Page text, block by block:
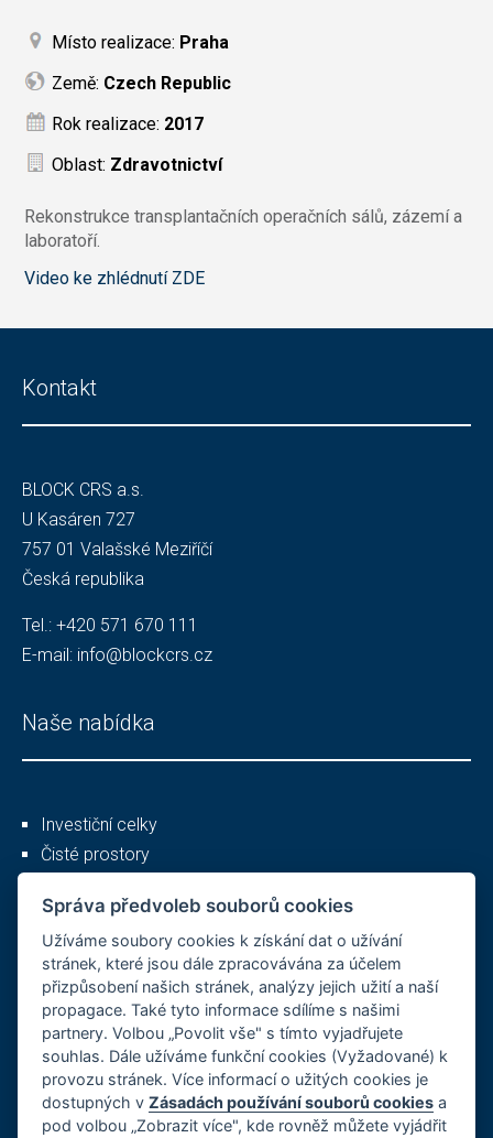
Místo realizace: Praha
Země: Czech Republic
Rok realizace: 2017
Oblast: Zdravotnictví
Rekonstrukce transplantačních operačních sálů, zázemí a
laboratoří.
Video ke zhlédnutí ZDE
Kontakt
BLOCK CRS a.s.
U Kasáren 727
757 01 Valašské Meziříčí
Česká republika
Tel.: +420 571 670 111
E-mail: info@blockcrs.cz
Naše nabídka
Investiční celky
Čisté prostory
Ostatní
O společnosti
Kariéra
Reference
Správa předvoleb souborů cookies
Užíváme soubory cookies k získání dat o užívání
stránek, které jsou dále zpracovávána za účelem
přizpůsobení našich stránek, analýzy jejich užití a naší
propagace. Také tyto informace sdílíme s našimi
partnery. Volbou „Povolit vše" s tímto vyjadřujete
souhlas. Dále užíváme funkční cookies (Vyžadované) k
provozu stránek. Více informací o užitých cookies je
dostupných vZásadách používání souborů cookies a
pod volbou „Zobrazit více", kde rovněž můžete vyjádřit